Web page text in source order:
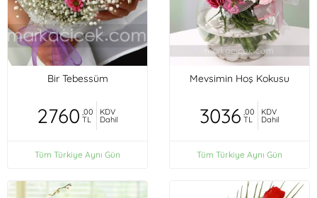
Bir Tebessüm
2760 ,00
TL
KDV
Dahil
Tüm Türkiye Aynı Gün
Mevsimin Hoş Kokusu
3036 ,00
TL
KDV
Dahil
Tüm Türkiye Aynı Gün